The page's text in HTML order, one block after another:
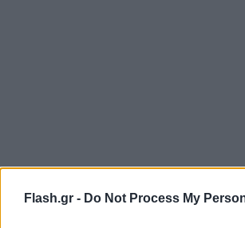
Flash.gr - Do Not Process My
Όπως κάθε χρόνο, το φετινό